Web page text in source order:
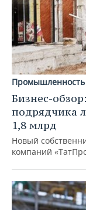
Промышленность
Бизнес-
подрядчика
1,8 млрд
Новый
компаний